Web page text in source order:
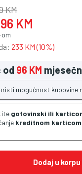
KM
KM
om
233 KM (10%)
od 96 KM
mogućnost kupovine
gotovinski ili
kreditnom karticom
Dodaj u korpu